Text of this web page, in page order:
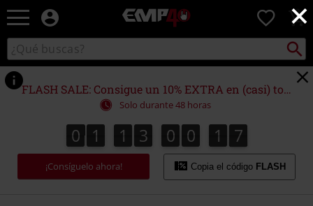
×
EMP
Música,
TV
Gaming
Merch
Ropa
Alternativa
0
Buscar
en
el
catálogo
Buscar
FLASH SALE: Consigue un 10% EXTRA en (casi) todo
Solo durante 48 horas
0
0 1
1 1
1 3
3 0
0 0
0 1
1
1
1 5
6
5
7
6
¡Consíguelo ahora! Copia el código FLASH